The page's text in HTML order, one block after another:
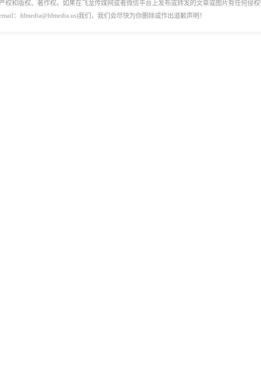
权和版权、著作权。如果在飞龙传媒网或者微信平台上发布或转发的文章或图片有任何侵
：fdmedia@fdmedia.us)我们，我们会尽快为你删除或作出道歉声明！